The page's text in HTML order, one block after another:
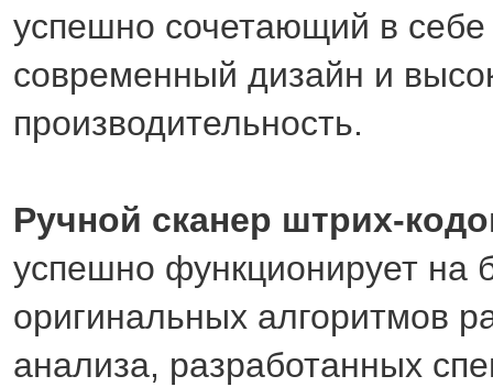
успешно сочетающий в
современный дизайн и
производительность.
Ручной сканер штрих-
успешно функционирует на
оригинальных алгоритмов
анализа, разработанных